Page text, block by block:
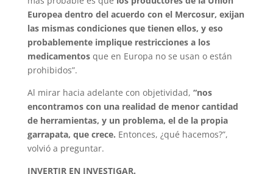
Europea dentro del acuerdo con el Mercosur, exijan
las mismas condiciones que tienen ellos, y eso
probablemente implique restricciones a los
medicamentosque en Europa no se usan o están
prohibidos”.
Al mirar hacia adelante con objetividad, “nos
encontramos con una realidad de menor cantidad
de herramientas, y un problema, el de la propia
garrapata, que crece. Entonces, ¿qué hacemos?”,
volvió a preguntar.
INVERTIR EN INVESTIGAR.